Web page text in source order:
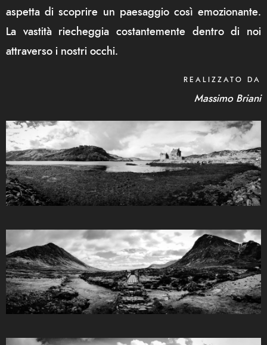
aspetta di scoprire un paesaggio così emozionante.
La vastità riecheggia costantemente dentro di noi
attraverso i nostri occhi.
REALIZZATO DA
Massimo Briani